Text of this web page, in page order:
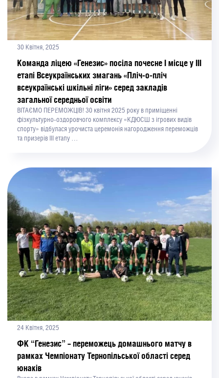
30 Квітня, 2025
Команда ліцею «Генезис» посіла почесне І місце у ІІІ
етапі Всеукраїнських змагань «Пліч-о-пліч
всеукраїнські шкільні ліги» серед закладів
загальної середньої освіти
ВІТАЄМО ПЕРЕМОЖЦІВ! 30 квітня 2025 року в приміщенні
фізкультурно-оздоровчого комплексу «КДЮСШ з ігрових видів
спорту» відбулася урочиста церемонія нагородження переможців
та призерів ІІІ етапу …
24 Квітня, 2025
ФК “Генезис” – переможець домашнього матчу в
рамках Чемпіонату Тернопільської області серед
юнаків